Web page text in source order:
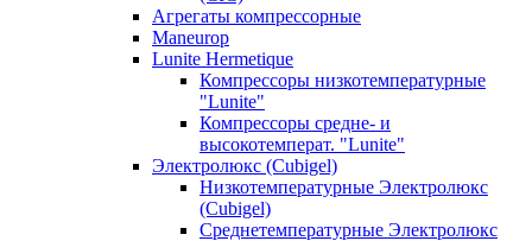
Агрегаты компрессорные
Maneurop
Lunite Hermetique
Компрессоры низкотемпературные
"Lunite"
Компрессоры средне- и
высокотемперат. "Lunite"
Электролюкс (Cubigel)
Низкотемпературные Электролюкс
(Cubigel)
Среднетемпературные Электролюкс